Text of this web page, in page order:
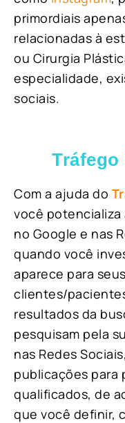
primordiais
relacionadas à
ou Cirurgia
especialidade,
sociais.
Tráfego
Com a ajuda do
você potencializa
no Google e nas
quando você
aparece para
clientes/
resultados da
pesquisam pela
nas Redes
publicações para
qualificados, de
que você definir,